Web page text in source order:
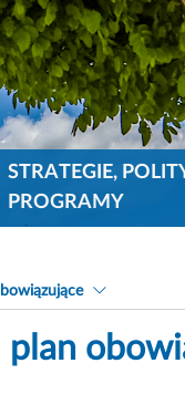
STRATEGIE,
PROGRAMY
plan